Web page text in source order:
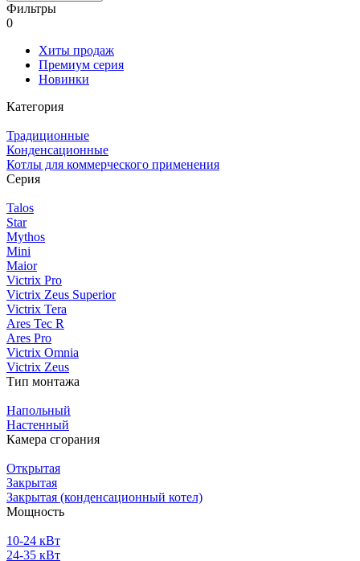
Фильтры
0
Хиты продаж
Премиум серия
Новинки
Категория
Традиционные
Конденсационные
Котлы для коммерческого применения
Серия
Talos
Star
Mythos
Mini
Maior
Victrix Pro
Victrix Zeus Superior
Victrix Tera
Ares Tec R
Ares Pro
Victrix Omnia
Victrix Zeus
Тип монтажа
Напольный
Настенный
Камера сгорания
Открытая
Закрытая
Закрытая (конденсационный котел)
Мощность
10-24 кВт
24-35 кВт